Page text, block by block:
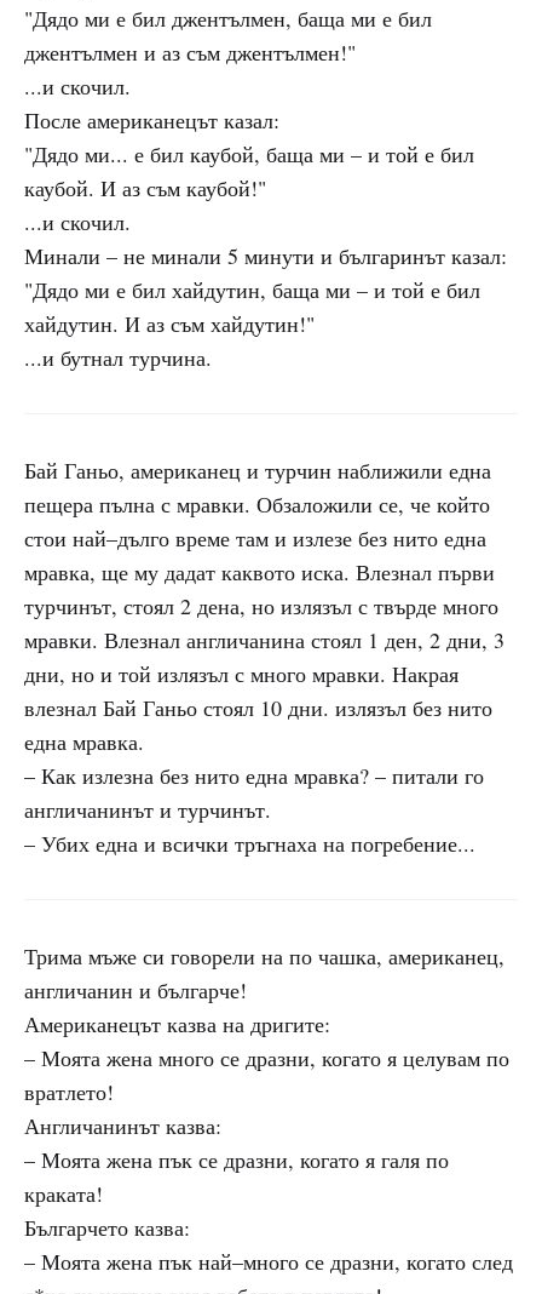
"Дядо ми е бил джентълмен, баща ми е бил
джентълмен и аз съм джентълмен!"
...и скочил.
После американецът казал:
"Дядо ми... е бил каубой, баща ми – и той е бил
каубой. И аз съм каубой!"
...и скочил.
Минали – не минали 5 минути и българинът казал:
"Дядо ми е бил хайдутин, баща ми – и той е бил
хайдутин. И аз съм хайдутин!"
...и бутнал турчина.
Бай Ганьо, американец и турчин наближили една
пещера пълна с мравки. Обзаложили се, че който
стои най–дълго време там и излезе без нито една
мравка, ще му дадат каквото иска. Влезнал първи
турчинът, стоял 2 дена, но излязъл с твърде много
мравки. Влезнал англичанина стоял 1 ден, 2 дни, 3
дни, но и той излязъл с много мравки. Накрая
влезнал Бай Ганьо стоял 10 дни. излязъл без нито
една мравка.
– Как излезна без нито една мравка? – питали го
англичанинът и турчинът.
– Убих една и всички тръгнаха на погребение...
Трима мъже си говорели на по чашка, американец,
англичанин и българче!
Американецът казва на дригите:
– Моята жена много се дразни, когато я целувам по
вратлето!
Англичанинът казва:
– Моята жена пък се дразни, когато я галя по
краката!
Българчето казва:
– Моята жена пък най–много се дразни, когато след